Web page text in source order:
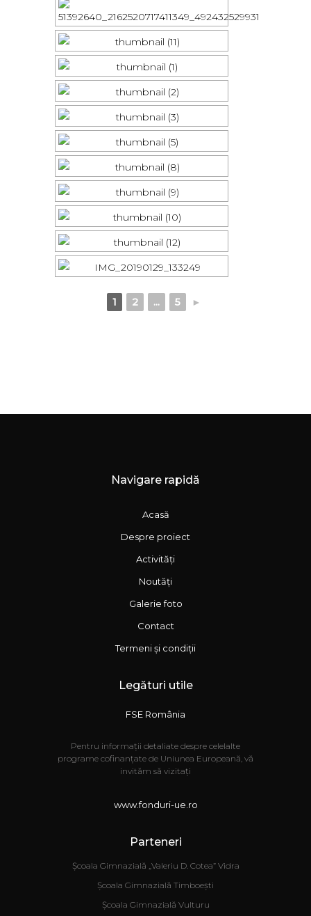
1 2 ... 5 ►
Navigare rapidă
Acasă
Despre proiect
Activități
Noutăți
Galerie foto
Contact
Termeni și condiții
Legături utile
FSE România
Pentru informații detaliate despre celelalte
programe cofinanțate de Uniunea Europeană, vă
invităm să vizitați
www.fonduri-ue.ro
Parteneri
Școala Gimnazială „Valeriu D. Cotea” Vidra
Școala Gimnazială Timboești
Școala Gimnazială Vulturu